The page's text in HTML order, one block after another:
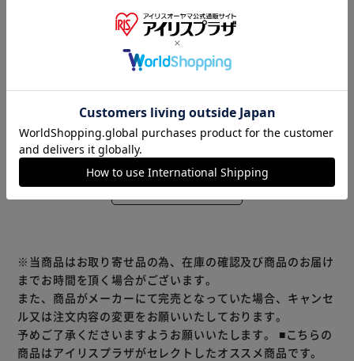
1人が役に立ったと回答
種類 : 道産牛の牛すじ 購入
ローリングストックとして購入です
役に立った
レビューをもっと見る
※当商品はお取り寄せ品の為、在庫の確認及び商品のお届け
までお時間を頂く場合がございます。
また、商品がメーカーにて完売となっていた場合、キャンセ
ル又は注文内容の変更をお願いいたしております。
予めご了承くださいますようお願いいたします。 ■こちらの
商品はアイリスプラザがセレクトしたオススメ商品です。